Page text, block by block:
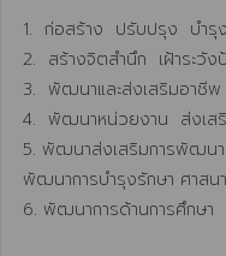
1.  ก่อสร้าง  ปรับปรุง  บำรุ
2.  สร้างจิตสำนึก  เฝ้าระวั
3.  พัฒนาและส่งเสริมอาชีพ
4.  พัฒนาหน่วยงาน  ส่งเสริ
5. พัฒนาส่งเสริมการพัฒนา
พัฒนาการบำรุงรักษา ศาส
6. พัฒนาการด้านการศึกษา